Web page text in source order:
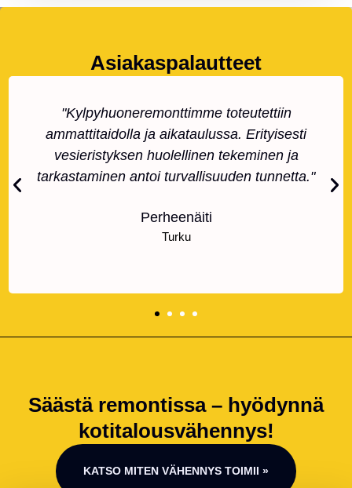
Asiakaspalautteet
"Kylpyhuoneremonttimme toteutettiin
ammattitaidolla ja aikataulussa. Erityisesti
vesieristyksen huolellinen tekeminen ja
tarkastaminen antoi turvallisuuden tunnetta."
Perheenäiti
Turku
Säästä remontissa – hyödynnä
kotitalousvähennys!
KATSO MITEN VÄHENNYS TOIMII »